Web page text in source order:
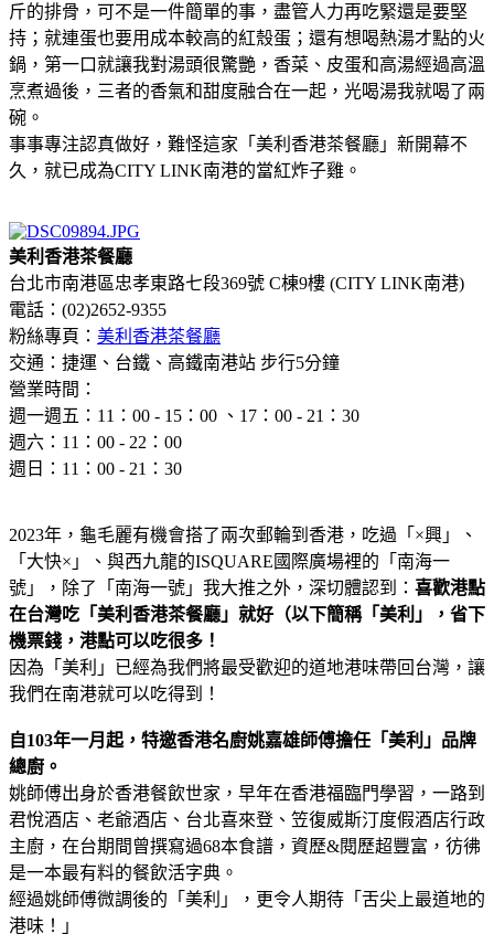
斤的排骨，可不是一件簡單的事，盡管人力再吃緊還是要堅
持；就連蛋也要用成本較高的紅殼蛋；還有想喝熱湯才點的火
鍋，第一口就讓我對湯頭很驚艷，香菜、皮蛋和高湯經過高溫
烹煮過後，三者的香氣和甜度融合在一起，光喝湯我就喝了兩
碗。
事事專注認真做好，難怪這家「美利香港茶餐廳」新開幕不
久，就已成為CITY LINK南港的當紅炸子雞。
美利香港茶餐廳
台北市南港區忠孝東路七段369號 C棟9樓 (CITY LINK南港)
電話：(02)2652-9355
粉絲專頁： 美利香港茶餐廳
交通：捷運、台鐵、高鐵南港站 步行5分鐘
營業時間：
週一週五：11：00 - 15：00 、17：00 - 21：30
週六：11：00 - 22：00
週日：11：00 - 21：30
2023年，龜毛麗有機會搭了兩次郵輪到香港，吃過「×興」、
「大快×」、與西九龍的ISQUARE國際廣場裡的「南海一
號」，除了「南海一號」我大推之外，深切體認到： 喜歡港點
在台灣吃「美利香港茶餐廳」就好（以下簡稱「美利」，省下
機票錢，港點可以吃很多！
因為「美利」已經為我們將最受歡迎的道地港味帶回台灣，讓
我們在南港就可以吃得到！
自103年一月起，特邀香港名廚姚嘉雄師傅擔任「美利」品牌
總廚。
姚師傅出身於香港餐飲世家，早年在香港福臨門學習，一路到
君悅酒店、老爺酒店、台北喜來登、笠復威斯汀度假酒店行政
主廚，在台期間曾撰寫過68本食譜，資歷&閱歷超豐富，彷彿
是一本最有料的餐飲活字典。
經過姚師傅微調後的「美利」，更令人期待「舌尖上最道地的
港味！」